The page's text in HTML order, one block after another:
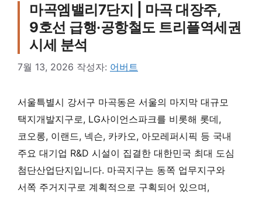
마곡엠밸리7단지 | 마곡 대장주,
9호선 급행·공항철도 트리플역세권
시세 분석
7월 13, 2026 작성자: 어버트
서울특별시 강서구 마곡동은 서울의 마지막 대규모
택지개발지구로, LG사이언스파크를 비롯해 롯데,
코오롱, 이랜드, 넥슨, 카카오, 아모레퍼시픽 등 국내
주요 대기업 R&D 시설이 집결한 대한민국 최대 도심
첨단산업단지입니다. 마곡지구는 동쪽 업무지구와
서쪽 주거지구로 계획적으로 구획되어 있으며,